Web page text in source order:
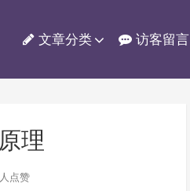
文章分类 访客留言
理
点赞